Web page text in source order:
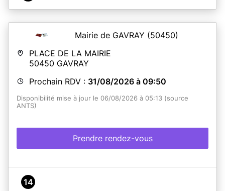
Mairie de GAVRAY (50450)
PLACE DE LA MAIRIE
50450 GAVRAY
Prochain RDV : 31/08/2026 à 09:50
Disponibilité mise à jour le 06/08/2026 à 05:13 (source
ANTS)
Prendre rendez-vous
14